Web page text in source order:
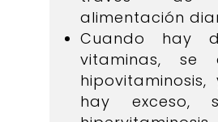
alimentación
Cuando hay
vitaminas, se
hay exceso,